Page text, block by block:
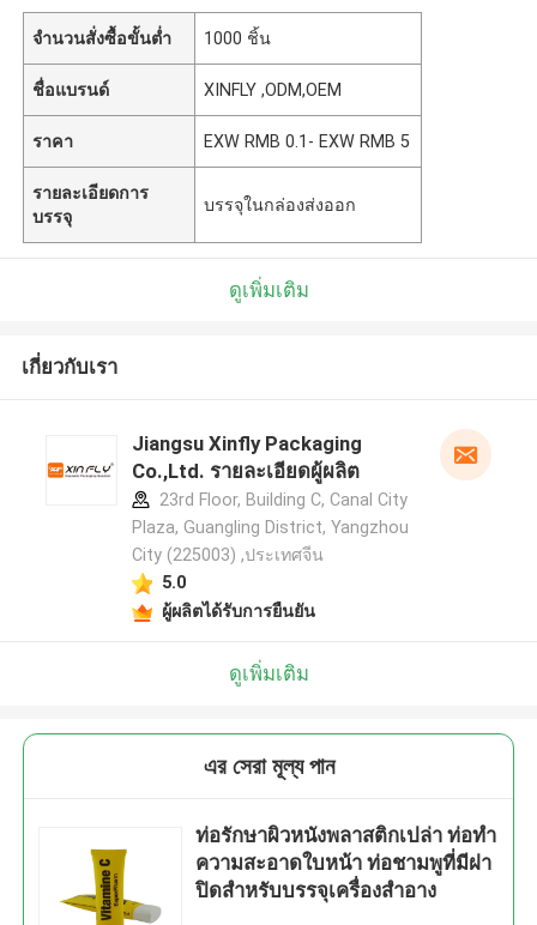
จำนวนสั่งซื้อขั้นต่ำ 1000 ชิ้น
ชื่อแบรนด์ XINFLY ,ODM,OEM
ราคา EXW RMB 0.1- EXW RMB 5
รายละเอียดการ
บรรจุ
บรรจุในกล่องส่งออก
ดูเพิ่มเติม
เกี่ยวกับเรา
Jiangsu Xinfly Packaging
Co.,Ltd. รายละเอียดผู้ผลิต
23rd Floor, Building C, Canal City
Plaza, Guangling District, Yangzhou
City (225003) ,ประเทศจีน
5.0
ผู้ผลิตได้รับการยืนยัน
ดูเพิ่มเติม
এর সেরা মূল্য পান
ท่อรักษาผิวหนังพลาสติกเปล่า ท่อทํา
ความสะอาดใบหน้า ท่อชามพูที่มีฝา
ปิดสําหรับบรรจุเครื่องสําอาง